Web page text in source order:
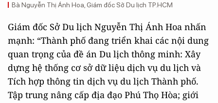
Bà Nguyễn Thị Ánh Hoa, Giám đốc Sở Du lịch TP.HCM
Giám đốc Sở Du lịch Nguyễn Thị Ánh Hoa nhấn
mạnh: “Thành phố đang triển khai các nội dung
quan trọng của đề án Du lịch thông minh: Xây
dựng hệ thống cơ sở dữ liệu dịch vụ du lịch và
Tích hợp thông tin dịch vụ du lịch Thành phố.
Tập trung nâng cấp địa đạo Phú Thọ Hòa; giới